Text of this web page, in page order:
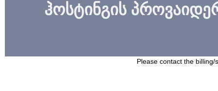
ჰოსტინგის
Please contact the